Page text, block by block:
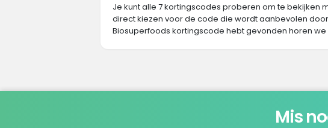
Je kunt alle 7 kortingscodes proberen om te bekijken
direct kiezen voor de code die wordt aanbevolen
Biosuperfoods kortingscode hebt gevonden horen
Mis